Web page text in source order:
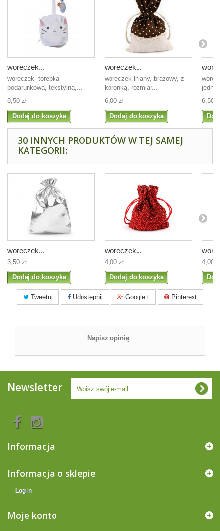
woreczek...
woreczek- torebka
podarunkowa, tekstylna,...
8,50 zł
Dodaj do koszyka
woreczek...
woreczek lniany, brązowy, z
koronką, rozmiar...
6,00 zł
Dodaj do koszyka
6,50
30 INNYCH PRODUKTÓW W TEJ SAMEJ
KATEGORII:
woreczek...
3,50 zł
Dodaj do koszyka
woreczek...
4,00 zł
Dodaj do koszyka
4,00
Tweetuj Udostępnij Google+ Pinterest
Napisz opinię
Newsletter
Informacja
Informacja o sklepie
Log in
Moje konto